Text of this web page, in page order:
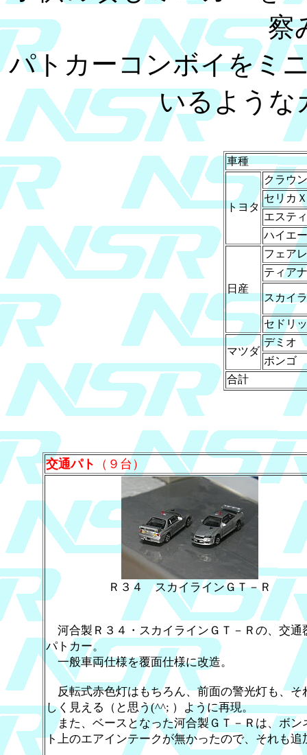
察
パトカーコンボイをミ
いるような
車種
トヨタ
クラウン
セリカ
エステ
ハイエ
日産
フェア
ティアナ
スカイ
セドリ
マツダ
デミオ
ボンゴ
合計
交通パト （９台）
Ｒ３４ スカイラインＧＴ－Ｒ
河合製Ｒ３４・スカイラインＧＴ－Ｒの、交通
パトカー。
一般車両仕様を覆面仕様に改造。
反転式赤色灯はもちろん、前面の警光灯も、そ
しく見える（と思う(^^; ）ように再現。
また、ベースとなった河合製ＧＴ－Ｒは、ボン
ト上のエアインテークが無かったので、それも追